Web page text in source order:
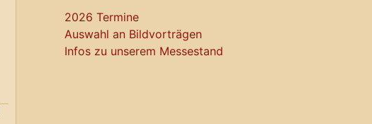
2026 Termine
Auswahl an Bildvorträgen
Infos zu unserem Messestand